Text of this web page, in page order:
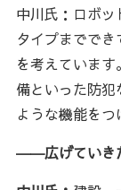
中川氏：ロボ
タイプまでで
を考えていま
備といった防
ような機能をつ
――広げていき